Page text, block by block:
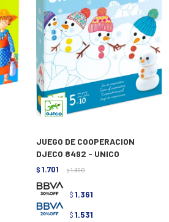
JUEGO DE COOPERACION
DJECO 8492 - UNICO
$ 1.701 $ 1.890
$ 1.361
$ 1.531